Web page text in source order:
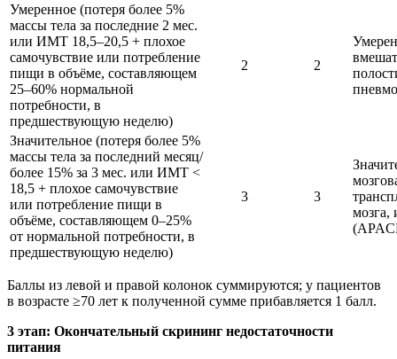
Умеренное (потеря более 5%
массы тела за последние 2 мес.
или ИМТ 18,5–20,5 + плохое
самочувствие или потребление
пищи в объёме, составляющем
25–60% нормальной
потребности, в
предшествующую неделю)
2 2
Значительное (потеря более 5%
массы тела за последний месяц/
более 15% за 3 мес. или ИМТ <
18,5 + плохое самочувствие
или потребление пищи в
объёме, составляющем 0–25%
от нормальной потребности, в
предшествующую неделю)
3 3
мозга,
Баллы из левой и правой колонок суммируются; у пациентов
в возрасте ≥70 лет к полученной сумме прибавляется 1 балл.
3 этап: Окончательный скрининг недостаточности
питания